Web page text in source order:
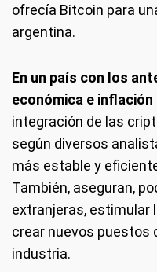
ofrecía Bitcoin para
argentina.
En un país con los
económica e
integración de las
según diversos
más estable y
También, aseguran,
extranjeras, estimular
crear nuevos puestos
industria.